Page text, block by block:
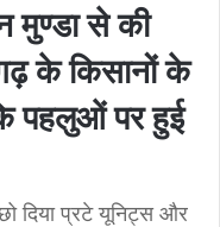
मुण्डा से की
के किसानों के
पहलुओं पर हुई
दिया प्रटे यूनिट्स और